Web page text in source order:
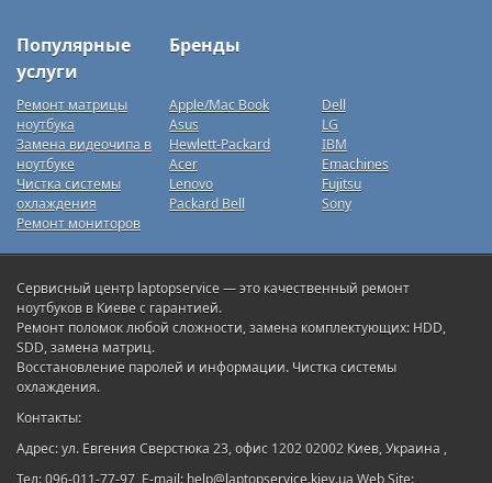
Популярные
услуги
Бренды
Ремонт матрицы
ноутбука
Замена видеочипа в
ноутбуке
Чистка системы
охлаждения
Ремонт мониторов
Apple/Mac Book
Asus
Hewlett-Packard
Acer
Lenovo
Packard Bell
Dell
LG
IBM
Emachines
Fujitsu
Sony
Сервисный центр laptopservice — это качественный ремонт
ноутбуков в Киеве с гарантией.
Ремонт поломок любой сложности, замена комплектующих: HDD,
SDD, замена матриц.
Восстановление паролей и информации. Чистка системы
охлаждения.
Контакты:
Адрес: ул. Евгения Сверстюка 23, офис 1202 02002 Киев, Украина ,